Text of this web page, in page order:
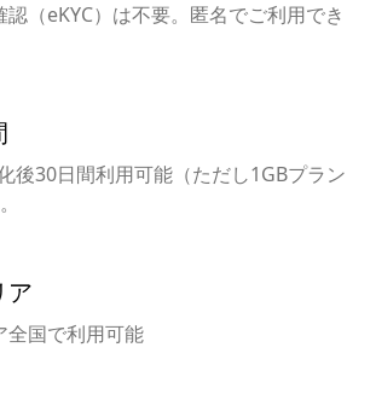
認（eKYC）は不要。匿名でご利用でき
後30日間利用可能（ただし1GBプラン
ア
全国で利用可能